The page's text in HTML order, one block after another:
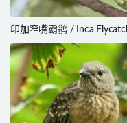
印加窄嘴霸鹟 / Inca
Leptopogon taczanowskii